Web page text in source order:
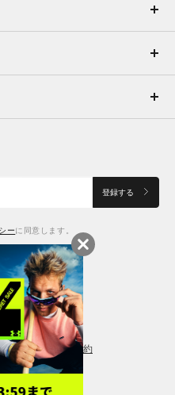
登録する
ーに同意します。
の表記 会員規約